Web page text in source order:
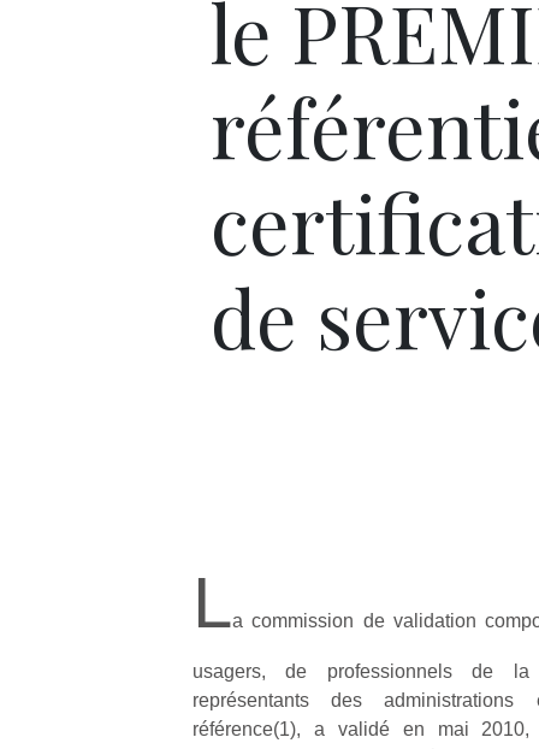
le
de
La commission de validation
usagers, de professionnels de
représentants des
référence(1), a validé en mai